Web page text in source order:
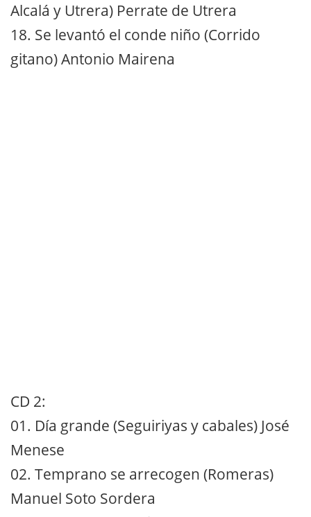
Alcalá y Utrera) Perrate de Utrera
18. Se levantó el conde niño (Corrido
gitano) Antonio Mairena
CD 2:
01. Día grande (Seguiriyas y cabales) José
Menese
02. Temprano se arrecogen (Romeras)
Manuel Soto Sordera